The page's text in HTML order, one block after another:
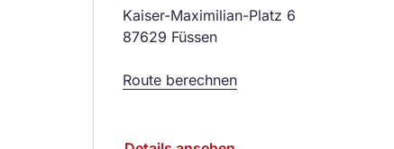
Kaiser-Maximilian-Platz 6
87629 Füssen
Route berechnen